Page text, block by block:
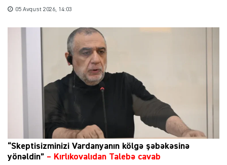
05 Avqust 2026, 14:03
“Skeptisizminizi Vardanyanın kölgə şəbəkəsinə
yönəldin” – Kırlıkovalıdan Talebə cavab